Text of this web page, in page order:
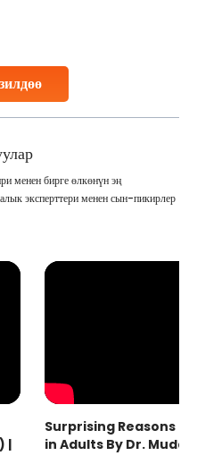
менен бирге өлкөнүн эң
эксперттери менен сын-пикирлер
|
Surprising Reasons
in Adults By Dr.